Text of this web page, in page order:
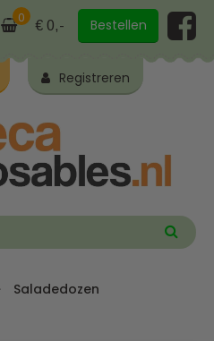
0 € 0,- Bestellen
Registreren
Saladedozen